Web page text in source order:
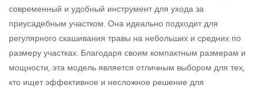
современный и удобный инструмент для ухода за
приусадебным участком. Она идеально подходит для
регулярного скашивания травы на небольших и средних по
размеру участках. Благодаря своим компактным размерам и
мощности, эта модель является отличным выбором для тех,
кто ищет эффективное и несложное решение для